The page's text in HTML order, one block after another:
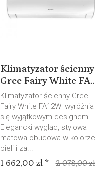
Klimatyzator ścienny
Gree Fairy White
Klimatyzator ścienny Gree
Fairy White FA12WI wyróżnia
się wyjątkowym designem.
Elegancki wygląd, stylowa
matowa obudowa w kolorze
bieli i za...
1 662,00 zł * 2 078,00